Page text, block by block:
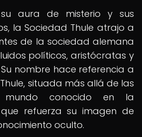
aura de misterio y sus
la Sociedad Thule atrajo a
de la sociedad alemana
políticos, aristócratas y
nombre hace referencia a
situada más allá de las
mundo conocido en la
refuerza su imagen de
oculto.